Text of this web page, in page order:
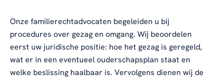
Onze familierechtadvocaten begeleiden u bij
procedures over gezag en omgang. Wij beoordelen
eerst uw juridische positie: hoe het gezag is geregeld,
wat er in een eventueel ouderschapsplan staat en
welke beslissing haalbaar is. Vervolgens dienen wij de